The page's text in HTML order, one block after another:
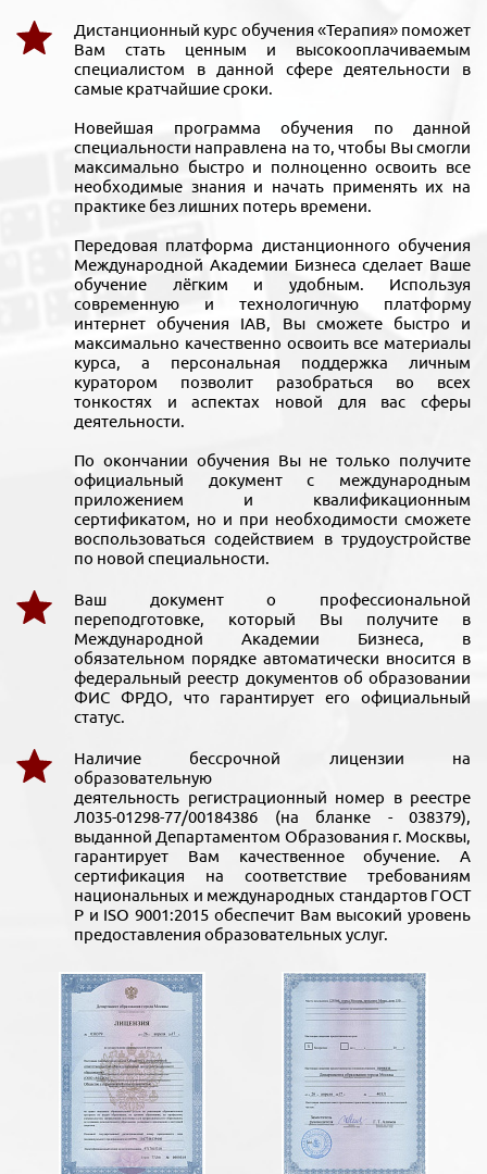
Дистанционный курс обучения «Терапия» поможет
Вам стать ценным и высокооплачиваемым
специалистом в данной сфере деятельности в
самые кратчайшие сроки.
Новейшая программа обучения по данной
специальности направлена на то, чтобы Вы смогли
максимально быстро и полноценно освоить все
необходимые знания и начать применять их на
практике без лишних потерь времени.
Передовая платформа дистанционного обучения
Международной Академии Бизнеса сделает Ваше
обучение лёгким и удобным. Используя
современную и технологичную платформу
интернет обучения IAB, Вы сможете быстро и
максимально качественно освоить все материалы
курса, а персональная поддержка личным
куратором позволит разобраться во всех
тонкостях и аспектах новой для вас сферы
деятельности.
По окончании обучения Вы не только получите
официальный документ с международным
приложением и квалификационным
сертификатом, но и при необходимости сможете
воспользоваться содействием в трудоустройстве
по новой специальности.
Ваш документ о профессиональной
переподготовке, который Вы получите в
Международной Академии Бизнеса, в
обязательном порядке автоматически вносится в
федеральный реестр документов об образовании
ФИС ФРДО, что гарантирует его официальный
статус.
Наличие бессрочной лицензии на
образовательную
деятельность регистрационный номер в реестре
Л035-01298-77/00184386 (на бланке - 038379),
выданной Департаментом Образования г. Москвы,
гарантирует Вам качественное обучение. А
сертификация на соответствие требованиям
национальных и международных стандартов ГОСТ
Р и ISO 9001:2015 обеспечит Вам высокий уровень
предоставления образовательных услуг.